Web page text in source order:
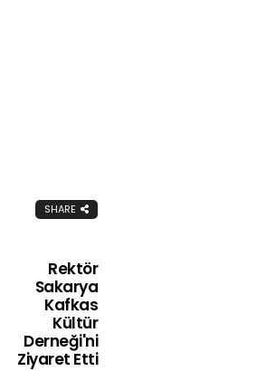
SHARE
Rektör
Sakarya
Kafkas
Kültür
Derneği'ni
Ziyaret Etti